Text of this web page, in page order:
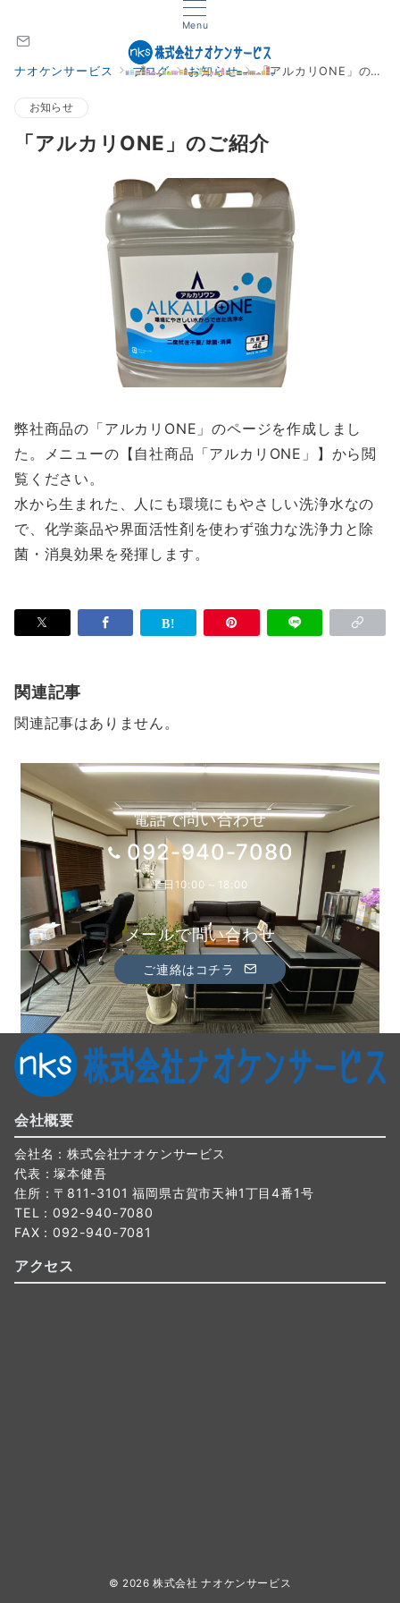
Menu
ナオケンサービス ブログ お知らせ 「アルカリONE」のご紹介
お知らせ
「アルカリONE」のご紹介
弊社商品の「アルカリONE」のページを作成しまし
た。メニューの【自社商品「アルカリONE」】から閲
覧ください。
水から生まれた、人にも環境にもやさしい洗浄水なの
で、化学薬品や界面活性剤を使わず強力な洗浄力と除
菌・消臭効果を発揮します。
関連記事
関連記事はありません。
電話で問い合わせ
092-940-7080
平日10:00～18:00
メールで問い合わせ
ご連絡はコチラ
会社概要
会社名：株式会社ナオケンサービス
代表：塚本健吾
住所：〒811-3101 福岡県古賀市天神1丁目4番1号
TEL：092-940-7080
FAX：092-940-7081
アクセス
© 2026株式会社 ナオケンサービス